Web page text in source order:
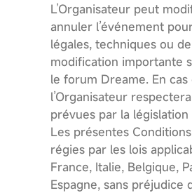
L’Organisateur peut
annuler l’événement
légales, techniques ou
modification importante
le forum Dreame. En cas
l’Organisateur
prévues par la législation
Les présentes
régies par les lois
France, Italie, Belgique,
Espagne, sans préjudice